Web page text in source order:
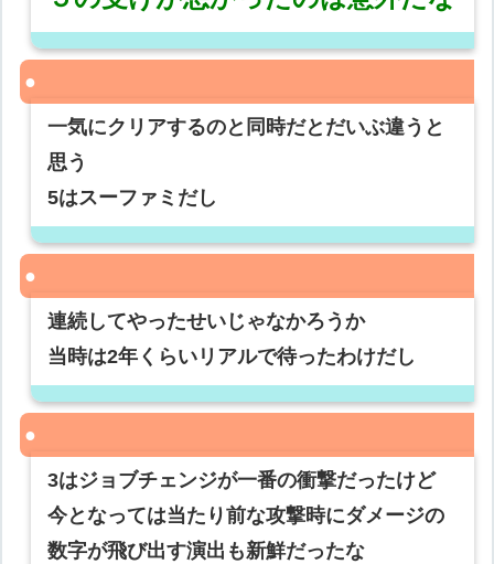
一気にクリアするのと同時だとだいぶ違うと
思う
5はスーファミだし
連続してやったせいじゃなかろうか
当時は2年くらいリアルで待ったわけだし
3はジョブチェンジが一番の衝撃だったけど
今となっては当たり前な攻撃時にダメージの
数字が飛び出す演出も新鮮だったな